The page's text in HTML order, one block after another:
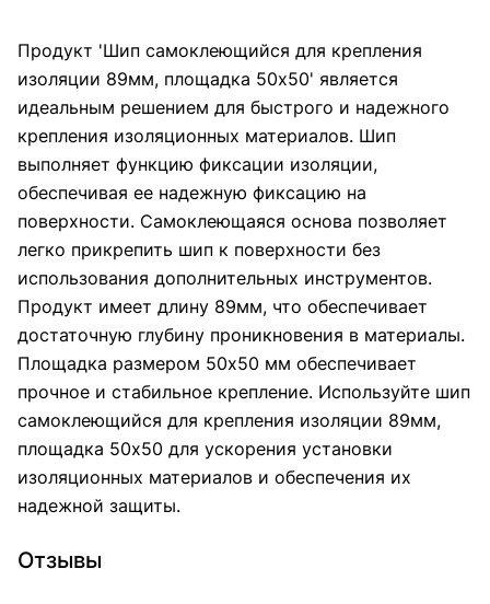
Продукт 'Шип самоклеющийся для крепления
изоляции 89мм, площадка 50х50' является
идеальным решением для быстрого и надежного
крепления изоляционных материалов. Шип
выполняет функцию фиксации изоляции,
обеспечивая ее надежную фиксацию на
поверхности. Самоклеющаяся основа позволяет
легко прикрепить шип к поверхности без
использования дополнительных инструментов.
Продукт имеет длину 89мм, что обеспечивает
достаточную глубину проникновения в материалы.
Площадка размером 50х50 мм обеспечивает
прочное и стабильное крепление. Используйте шип
самоклеющийся для крепления изоляции 89мм,
площадка 50х50 для ускорения установки
изоляционных материалов и обеспечения их
надежной защиты.
Отзывы